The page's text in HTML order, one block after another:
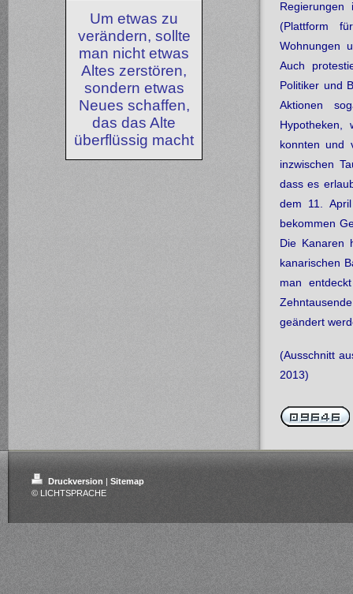
(Plattform
Wohnungen
Auch
Politiker und
Aktionen
Hypotheken,
konnten und
inzwischen
dass es
dem 11.
bekommen
Die Kanaren
kanarischen
man
geändert
(Ausschnitt
2013)
Um etwas zu
verändern, sollte
man nicht etwas
Altes zerstören,
sondern etwas
Neues schaffen,
das das Alte
überflüssig macht
Druckversion | Sitemap
© LICHTSPRACHE